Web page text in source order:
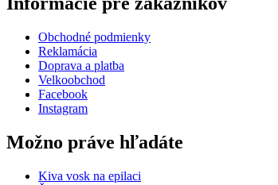
Obchodné podmienky
Reklamácia
Doprava a platba
Velkoobchod
Facebook
Instagram
Možno práve hľadáte
Kiva vosk na epilaci